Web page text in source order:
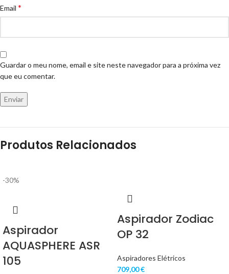
Email *
Guardar o meu nome, email e site neste navegador para a próxima vez
que eu comentar.
Produtos Relacionados
-30%
Aspirador
AQUASPHERE ASR
105
Aspirador Zodiac
OP 32
Aspiradores Elétricos
709,00€